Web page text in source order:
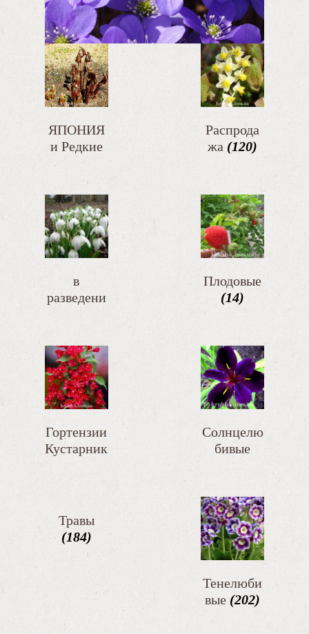
ЯПОНИЯ
и Редкие
2026
Распрода
жа (120)
в
разведени
Плодовые
(14)
Гортензии
Кустарник
Солнцелю
бивые
Травы
(184)
Тенелюби
вые (202)